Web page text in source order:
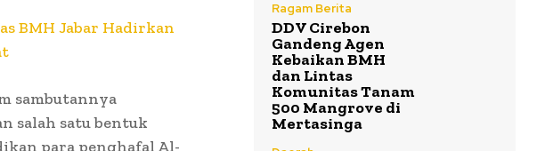
BMH Jabar Hadirkan
sambutannya
salah satu bentuk
para penghafal Al-
Ragam Berita
DDV Cirebon
Gandeng Agen
Kebaikan BMH
dan Lintas
Komunitas Tanam
500 Mangrove di
Mertasinga